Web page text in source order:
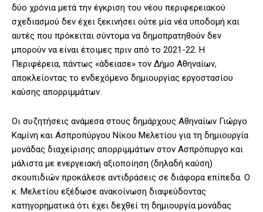
δύο χρόνια μετά την έγκριση του νέου περιφερειακού
σχεδιασμού δεν έχει ξεκινήσει ούτε μία νέα υποδομή και
αυτές που πρόκειται σύντομα να δημοπρατηθούν δεν
μπορούν να είναι έτοιμες πριν από το 2021-22. Η
Περιφέρεια, πάντως «άδειασε» τον Δήμο Αθηναίων,
αποκλείοντας το ενδεχόμενο δημιουργίας εργοστασίου
καύσης απορριμμάτων.
Οι συζητήσεις ανάμεσα στους δημάρχους Αθηναίων Γιώργο
Καμίνη και Ασπροπύργου Νίκου Μελετίου για τη δημιουργία
μονάδας διαχείρισης απορριμμάτων στον Ασπρόπυργο και
μάλιστα με ενεργειακή αξιοποίηση (δηλαδή καύση)
σκουπιδιών προκάλεσε αντιδράσεις σε διάφορα επίπεδα. Ο
κ. Μελετίου εξέδωσε ανακοίνωση διαψεύδοντας
κατηγορηματικά ότι έχει δεχθεί τη δημιουργία μονάδας